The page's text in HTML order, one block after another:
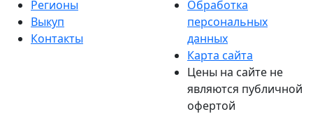
Регионы
Выкуп
Контакты
Обработка
персональных
данных
Карта сайта
Цены на сайте не
являются публичной
офертой